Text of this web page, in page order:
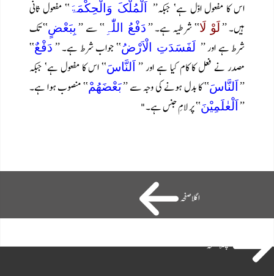
اس کا مفعول اوّل ہے‘ جبکہ’’اَلْمُلْکَ وَالْحِکْمَۃَ‘‘ مفعول ثانی
ہیں۔ ’’لَوْ لَا‘‘ شرطیہ ہے۔ ’’دَفْعُ اللّٰہِ ‘‘ سے ’’ بِبَعْضٍ‘‘ تک
شرط ہے اور ’’لَفَسَدَتِ الْاَرْضُ‘‘ جواب شرط ہے۔ ’’ دَفْعٌ‘‘
مصدر نے فعل کا کام کیا ہے اور ’’ اَلنَّاسَ‘‘ اس کا مفعول ہے‘ جبکہ
’’ اَلنَّاسَ‘‘ کا بدل ہونے کی وجہ سے ’’بَعْضَھُمْ‘‘ منصوب ہوا ہے۔
’’ اَلْعٰلَمِیْنَ‘‘ پر لامِ جنس ہے۔"
اگلاصفحہ
پچھلا صفحہ